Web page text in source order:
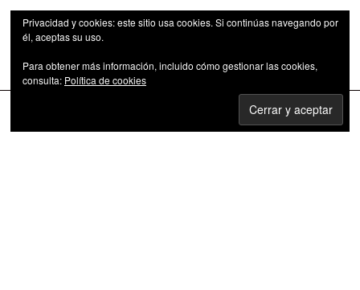
Las series de televisión como fenómeno cultural
Privacidad y cookies: este sitio usa cookies. Si continúas navegando por
él, aceptas su uso.
Para obtener más información, incluido cómo gestionar las cookies,
consulta: Política de cookies